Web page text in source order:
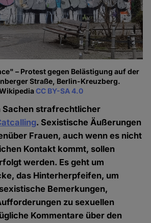
– Protest gegen Belästigung auf der
Straße, Berlin-Kreuzberg.
CC BY-SA 4.0
Sachen strafrechtlicher
. Sexistische Äußerungen
Frauen, auch wenn es nicht
Kontakt kommt, sollen
werden. Es geht um
das Hinterherpfeifen, um
Bemerkungen,
zu sexuellen
Kommentare über den